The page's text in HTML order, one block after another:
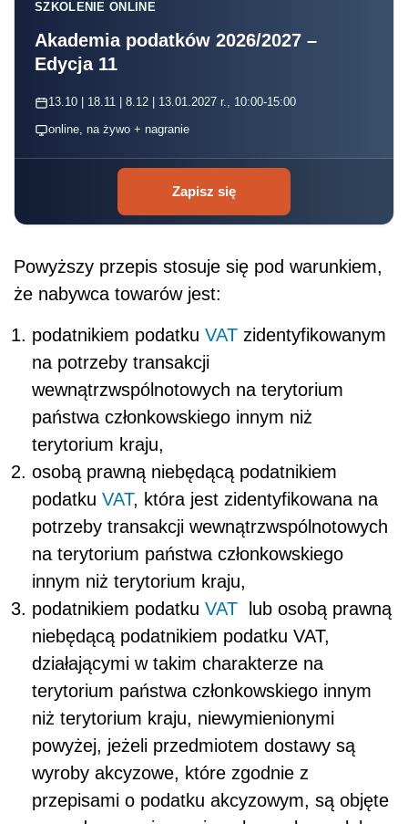
SZKOLENIE ONLINE
Akademia podatków 2026/2027 –
Edycja 11
13.10 | 18.11 | 8.12 | 13.01.2027 r., 10:00-15:00
online, na żywo + nagranie
Zapisz się
Powyższy przepis stosuje się pod warunkiem,
że nabywca towarów jest:
podatnikiem podatku VAT zidentyfikowanym
na potrzeby transakcji
wewnątrzwspólnotowych na terytorium
państwa członkowskiego innym niż
terytorium kraju,
osobą prawną niebędącą podatnikiem
podatku VAT, która jest zidentyfikowana na
potrzeby transakcji wewnątrzwspólnotowych
na terytorium państwa członkowskiego
innym niż terytorium kraju,
podatnikiem podatku VAT lub osobą prawną
niebędącą podatnikiem podatku VAT,
działającymi w takim charakterze na
terytorium państwa członkowskiego innym
niż terytorium kraju, niewymienionymi
powyżej, jeżeli przedmiotem dostawy są
wyroby akcyzowe, które zgodnie z
przepisami o podatku akcyzowym, są objęte